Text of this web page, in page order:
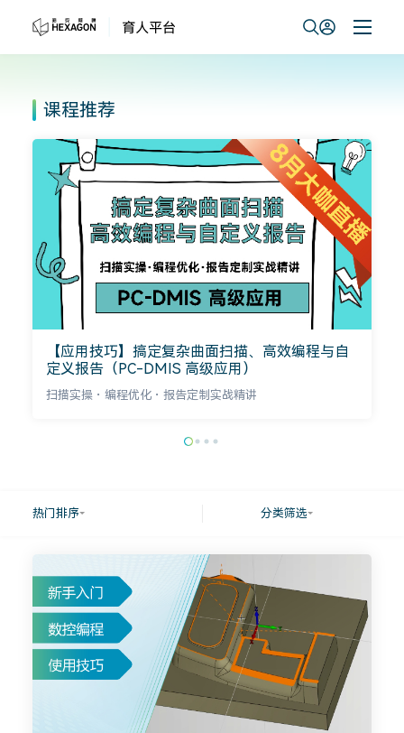
课程推荐
计量新手轻松入门学系列
零基础小白、职场新人、质检和一线技术人员打造的轻量
化、好上手、全实战入门成长课程
热门排序 分类筛选